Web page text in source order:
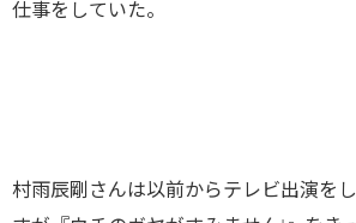
仕事をしていた。
村雨辰剛さんは以前からテレビ出演を